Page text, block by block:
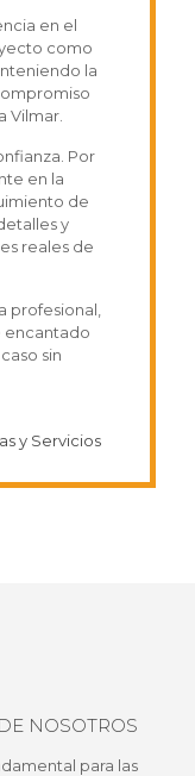
en el
como
la
Vilmar.
Por
en la
de
y
reales de
profesional,
encantado
sin
y Servicios
NOSOTROS
para las